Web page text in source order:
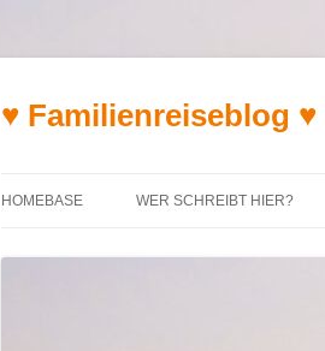
♥ Familienreiseblog ♥
HOMEBASE WER SCHREIBT HIER?